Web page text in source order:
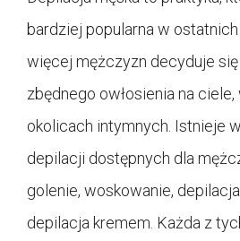
bardziej popularna w
więcej mężczyzn decyduje
zbędnego owłosienia na
okolicach intymnych. Istnieje
depilacji dostępnych dla
golenie, woskowanie,
depilacja kremem. Każda z